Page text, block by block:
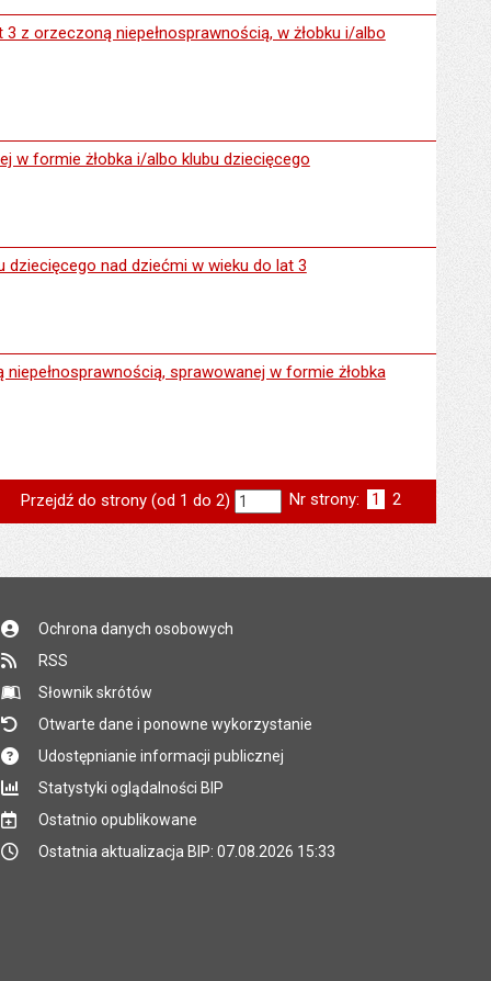
niepełnosprawnością, w żłobku i/albo klubie dziecięcym -
z orzeczoną niepełnosprawnością, w żłobku i/albo
i/albo klubu dziecięcego
w formie żłobka i/albo klubu dziecięcego
nad dziećmi w wieku do lat 3
dziecięcego nad dziećmi w wieku do lat 3
sprawowanej w formie żłobka i/albo klubu
sprawowanej w formie żłobka
Przejdź do strony (od 1 do 2) Nr strony: Strona
1 Strona
2
Ochrona danych osobowych
RSS
Słownik skrótów
Otwarte dane i ponowne wykorzystanie
Udostępnianie informacji publicznej
Statystyki oglądalności BIP
Ostatnio opublikowane
Ostatnia aktualizacja BIP: 07.08.2026 15:33